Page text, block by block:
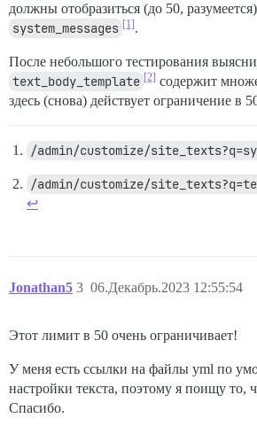
должны отобразиться (до 50,
system_messages [1] .
После небольшого тестирования
text_body_template [2] содержит
здесь (снова) действует ограничение в
/admin/customize/
/admin/customize/
↩︎
Jonathan5 06.Декабрь.2023 12:55:54
3
Этот лимит в 50 очень ограничивает!
У меня есть ссылки на файлы yml по
настройки текста, поэтому я поищу то,
Спасибо.